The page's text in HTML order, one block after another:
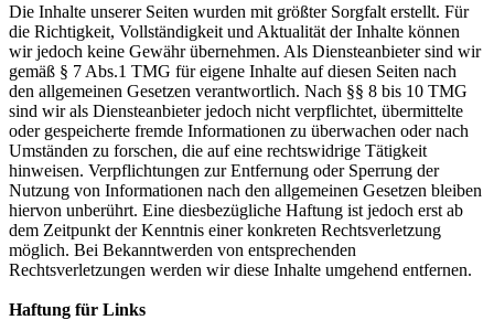
Die Inhalte unserer Seiten wurden mit größter Sorgfalt erstellt. Für
die Richtigkeit, Vollständigkeit und Aktualität der Inhalte können
wir jedoch keine Gewähr übernehmen. Als Diensteanbieter sind wir
gemäß § 7 Abs.1 TMG für eigene Inhalte auf diesen Seiten nach
den allgemeinen Gesetzen verantwortlich. Nach §§ 8 bis 10 TMG
sind wir als Diensteanbieter jedoch nicht verpflichtet, übermittelte
oder gespeicherte fremde Informationen zu überwachen oder nach
Umständen zu forschen, die auf eine rechtswidrige Tätigkeit
hinweisen. Verpflichtungen zur Entfernung oder Sperrung der
Nutzung von Informationen nach den allgemeinen Gesetzen bleiben
hiervon unberührt. Eine diesbezügliche Haftung ist jedoch erst ab
dem Zeitpunkt der Kenntnis einer konkreten Rechtsverletzung
möglich. Bei Bekanntwerden von entsprechenden
Rechtsverletzungen werden wir diese Inhalte umgehend entfernen.
Haftung für Links